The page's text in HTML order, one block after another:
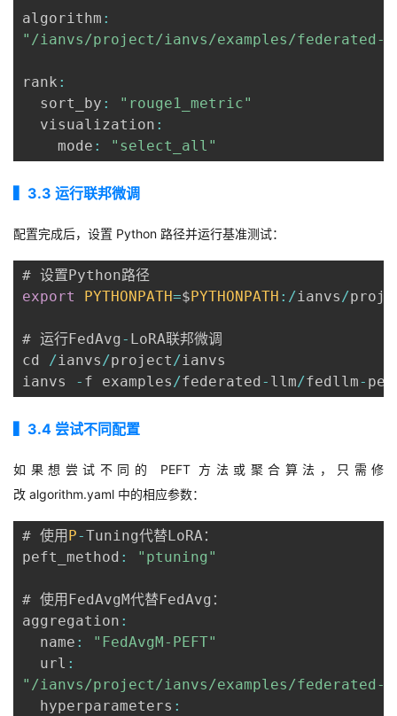
algorithm :
"/ianvs/project/ianvs/examples/
rank :
  sort_by
:
"rouge1_metric"
  visualization
:
    mode
: "select_all"
▍3.3 运行联邦微调
配置完成后，设置 Python 路径并运行基准测试：
export
PYTHONPATH=$ PYTHONPATH : /ianvs/
# 运行FedAvg - LoRA联邦微调
cd /ianvs/project/ianvs
ianvs
- f examples/federated - llm/fedllm-
▍3.4 尝试不同配置
如果想尝试不同的 PEFT 方法或聚合算法，只需修
改 algorithm.yaml 中的相应参数：
# 使用 P-Tuning代替LoRA：
peft_method : "ptuning"
# 使用FedAvgM代替FedAvg：
aggregation :
  name
:
"FedAvgM-PEFT"
  url
:
"/ianvs/project/ianvs/examples/federated-
  hyperparameters
: